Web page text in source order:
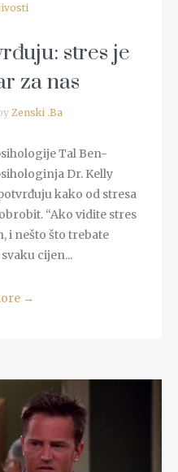
stres je
za nas
Zenski .Ba
Tal Ben-
Dr. Kelly
kako od stresa
“Ako vidite stres
i nešto što trebate
cijen...
→